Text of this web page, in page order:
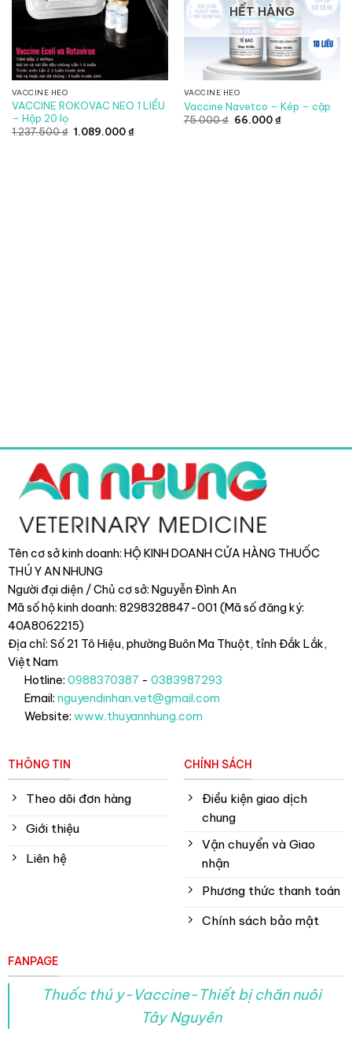
VACCINE HEO
VACCINE ROKOVAC NEO 1 LIỀU
– Hộp 20 lọ
1.237.500₫ Giá
1.089.000₫Giá
HẾT HÀNG
VACCINE HEO
Vaccine Navetco – Kép – cặp
75.000₫ Giá
66.000₫Giá
Tên cơ sở kinh doanh: HỘ KINH DOANH CỬA HÀNG THUỐC
THÚ Y AN NHUNG
Người đại diện / Chủ cơ sở: Nguyễn Đình An
Mã số hộ kinh doanh: 8298328847-001 (Mã số đăng ký:
40A8062215)
Địa chỉ: Số 21 Tô Hiệu, phường Buôn Ma Thuột, tỉnh Đắk Lắk,
Việt Nam
Hotline: 0988370387 - 0383987293
Email: nguyendinhan.vet@gmail.com
Website: www.thuyannhung.com
THÔNG TIN
Theo dõi đơn hàng
Giới thiệu
Liên hệ
CHÍNH SÁCH
Điều kiện giao dịch
chung
Vận chuyển và Giao
nhận
Phương thức thanh toán
Chính sách bảo mật
FANPAGE
Thuốc thú y-Vaccine-Thiết bị chăn nuôi
Tây Nguyên